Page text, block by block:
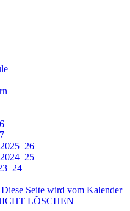
Seite wird vom Kalender
LÖSCHEN